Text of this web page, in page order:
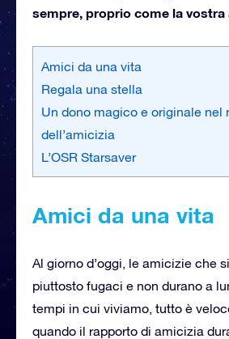
sempre, proprio come la vostra
Amici da una vita
Regala una stella
Un dono magico e originale nel
dell’amicizia
L’OSR Starsaver
Amici da una vita
Al giorno d’oggi, le amicizie che
piuttosto fugaci e non durano a
tempi in cui viviamo, tutto è
quando il rapporto di amicizia